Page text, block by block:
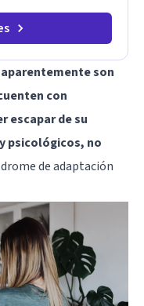
son
con
escapar de su
psicológicos, no
de adaptación